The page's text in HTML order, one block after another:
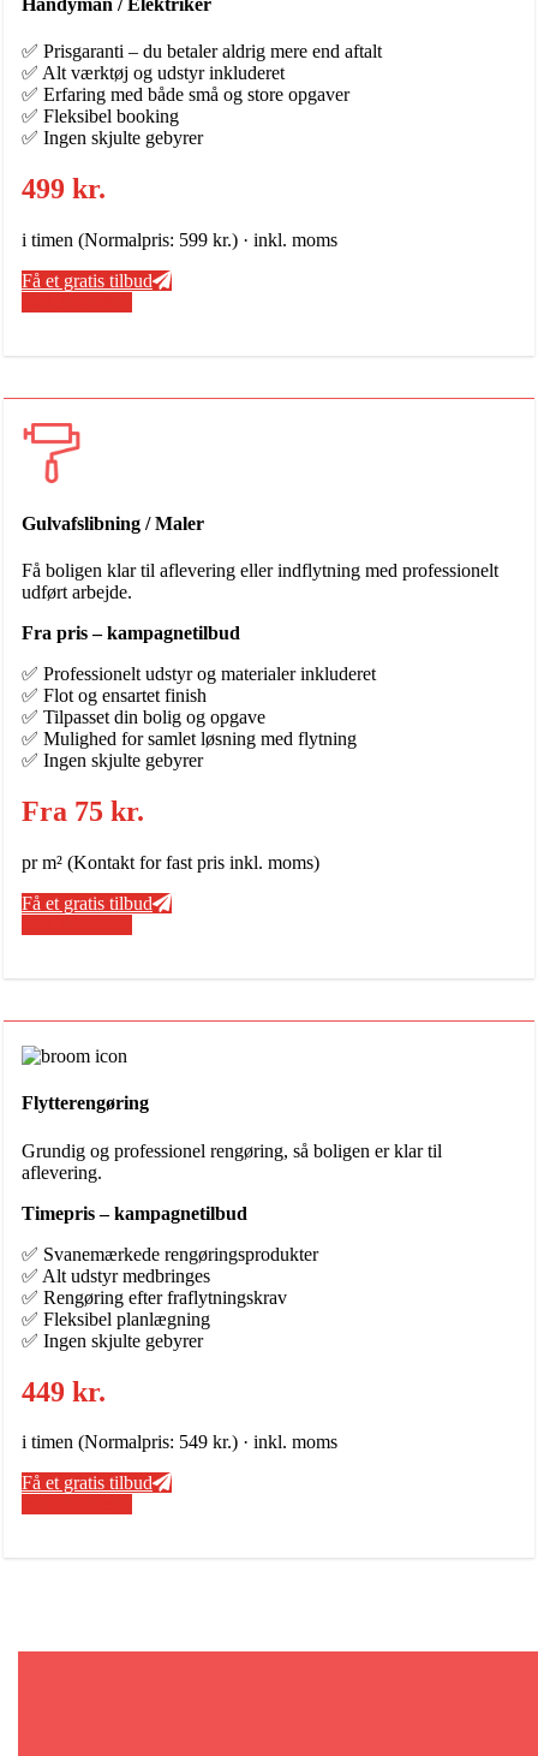
✅ Prisgaranti – du betaler aldrig mere end aftalt
✅ Alt værktøj og udstyr inkluderet
✅ Erfaring med både små og store opgaver
✅ Fleksibel booking
✅ Ingen skjulte gebyrer
499 kr.
i timen (Normalpris: 599 kr.) · inkl. moms
Få et gratis tilbud
Gulvafslibning / Maler
Få boligen klar til aflevering eller indflytning med professionelt
udført arbejde.
Fra pris – kampagnetilbud
✅ Professionelt udstyr og materialer inkluderet
✅ Flot og ensartet finish
✅ Tilpasset din bolig og opgave
✅ Mulighed for samlet løsning med flytning
✅ Ingen skjulte gebyrer
Fra 75 kr.
pr m² (Kontakt for fast pris inkl. moms)
Få et gratis tilbud
Flytterengøring
Grundig og professionel rengøring, så boligen er klar til
aflevering.
Timepris – kampagnetilbud
✅ Svanemærkede rengøringsprodukter
✅ Alt udstyr medbringes
✅ Rengøring efter fraflytningskrav
✅ Fleksibel planlægning
✅ Ingen skjulte gebyrer
449 kr.
i timen (Normalpris: 549 kr.) · inkl. moms
Få et gratis tilbud